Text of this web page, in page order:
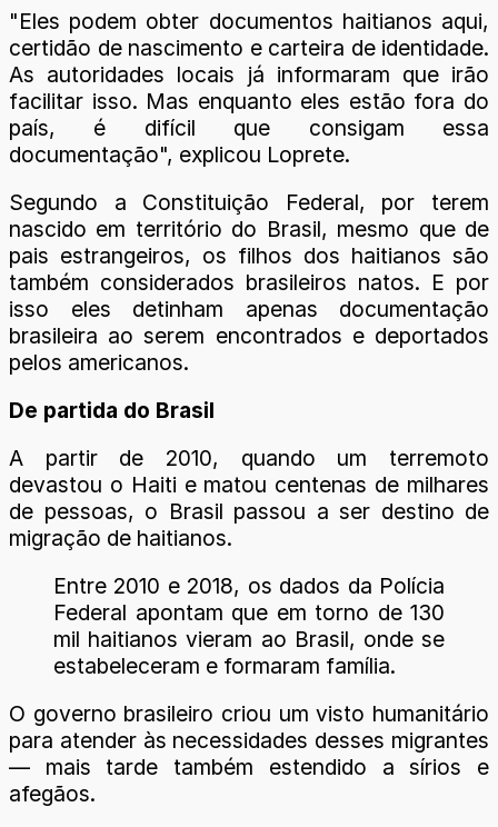
"Eles podem obter documentos haitianos aqui,
certidão de nascimento e carteira de identidade.
As autoridades locais já informaram que irão
facilitar isso. Mas enquanto eles estão fora do
país, é difícil que consigam essa
documentação", explicou Loprete.
Segundo a Constituição Federal, por terem
nascido em território do Brasil, mesmo que de
pais estrangeiros, os filhos dos haitianos são
também considerados brasileiros natos. E por
isso eles detinham apenas documentação
brasileira ao serem encontrados e deportados
pelos americanos.
De partida do Brasil
A partir de 2010, quando um terremoto
devastou o Haiti e matou centenas de milhares
de pessoas, o Brasil passou a ser destino de
migração de haitianos.
Entre 2010 e 2018, os dados da Polícia
Federal apontam que em torno de 130
mil haitianos vieram ao Brasil, onde se
estabeleceram e formaram família.
O governo brasileiro criou um visto humanitário
para atender às necessidades desses migrantes
— mais tarde também estendido a sírios e
afegãos.